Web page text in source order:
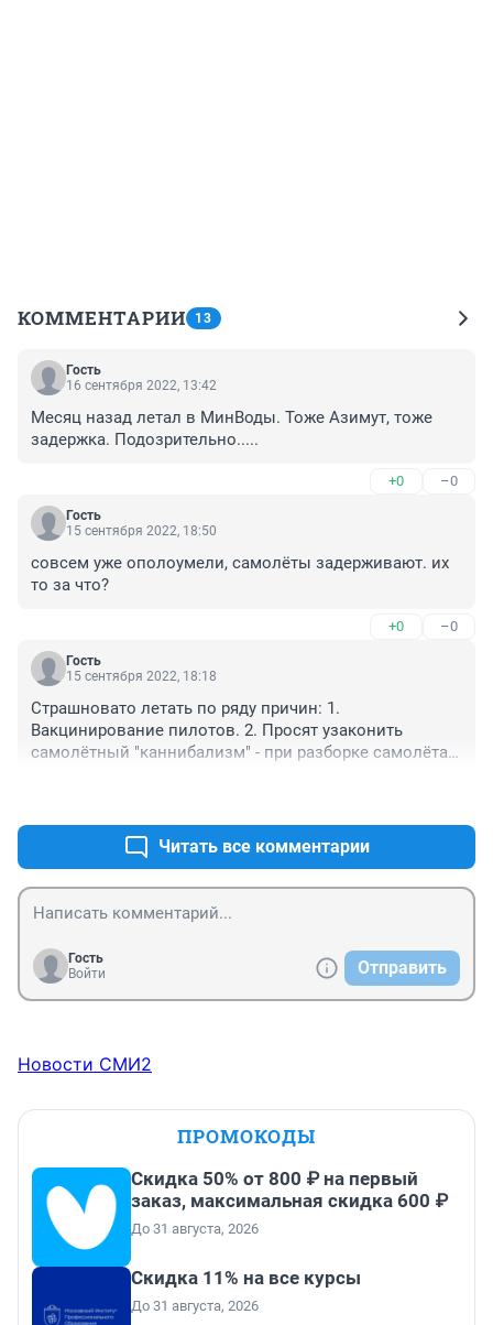
КОММЕНТАРИИ 13
Гость
16 сентября 2022, 13:42
Месяц назад летал в МинВоды. Тоже Азимут, тоже
задержка. Подозрительно.....
+0 –0
Гость
15 сентября 2022, 18:50
совсем уже ополоумели, самолёты задерживают. их
то за что?
+0 –0
Гость
15 сентября 2022, 18:18
Страшновато летать по ряду причин: 1.
Вакцинирование пилотов. 2. Просят узаконить
самолётный "каннибализм" - при разборке самолёта
этого далеко.
Читать все комментарии
Гость
Войти
Отправить
Новости СМИ2
ПРОМОКОДЫ
Скидка 50% от 800 ₽ на первый
заказ, максимальная скидка 600 ₽
До 31 августа, 2026
Скидка 11% на все курсы
До 31 августа, 2026